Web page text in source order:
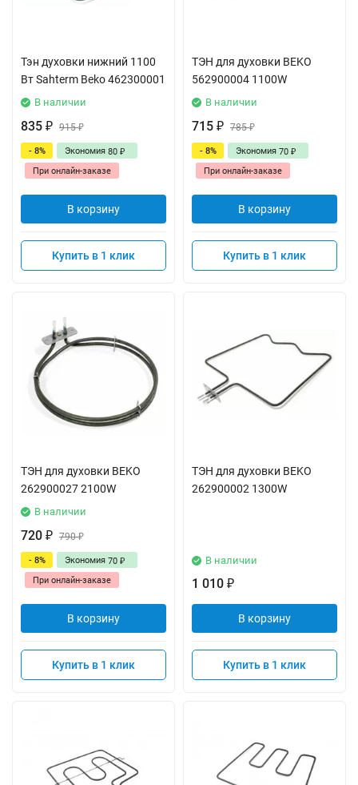
Тэн духовки нижний 1100
Вт Sahterm Beko 462300001
В наличии
835 ₽ 915₽
- 8% Экономия 80 ₽
При онлайн-заказе
В корзину
Купить в 1 клик
ТЭН для духовки BEKO
562900004 1100W
В наличии
715 ₽ 785₽
- 8% Экономия 70 ₽
При онлайн-заказе
В корзину
Купить в 1 клик
ТЭН для духовки BEKO
262900027 2100W
В наличии
720 ₽ 790₽
- 8% Экономия 70 ₽
При онлайн-заказе
В корзину
Купить в 1 клик
ТЭН для духовки BEKO
262900002 1300W
В наличии
1 010 ₽
В корзину
Купить в 1 клик